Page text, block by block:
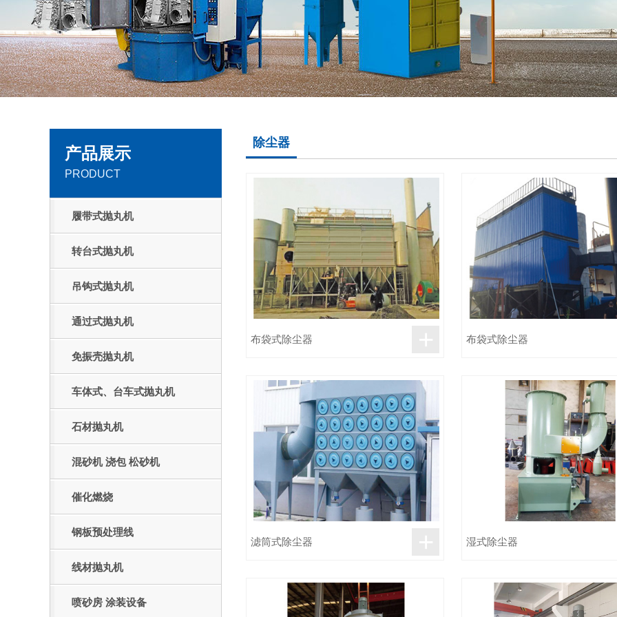
产品展示
PRODUCT
履带式抛丸机
转台式抛丸机
吊钩式抛丸机
通过式抛丸机
免振壳抛丸机
车体式、台车式抛丸机
石材抛丸机
混砂机 浇包 松砂机
催化燃烧
钢板预处理线
线材抛丸机
喷砂房 涂装设备
除尘器
布袋式除尘器 布袋式除尘器
滤筒式除尘器 湿式除尘器